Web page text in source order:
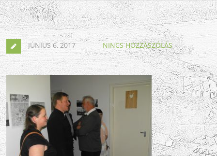
JÚNIUS 6, 2017 NINCS HOZZÁSZÓLÁS